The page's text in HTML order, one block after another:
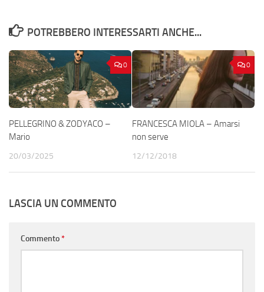
POTREBBERO INTERESSARTI ANCHE...
0
PELLEGRINO & ZODYACO –
Mario
20/03/2025
0
FRANCESCA MIOLA – Amarsi
non serve
12/12/2018
LASCIA UN COMMENTO
Commento*